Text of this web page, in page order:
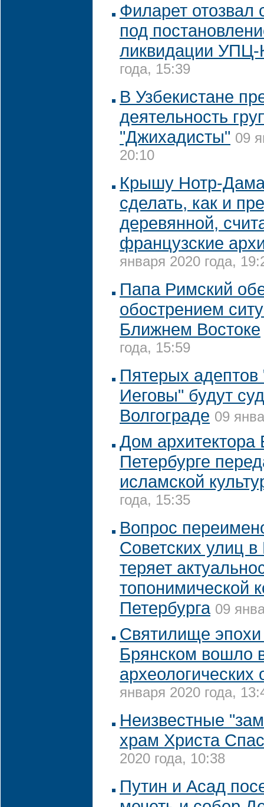
Филарет отозвал
под
ликвидации
года, 15:39
В Узбекистане
деятельность
"Джихадисты" 09
20:10
Крышу Нотр-
сделать, как и
деревянной,
французские
января 2020 года,
Папа Римский
обострением
Ближнем Востоке
года, 15:59
Пятерых
Иеговы" будут
Волгограде 09
Дом
Петербурге
исламской
года, 15:35
Вопрос
Советских улиц
теряет
топонимической
Петербурга 09
Святилище
Брянском вошло
января 2020 года,
Неизвестные
храм Христа
2020 года, 10:38
Путин и Асад